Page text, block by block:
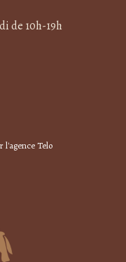
de 10h-19h
l'agence Telo